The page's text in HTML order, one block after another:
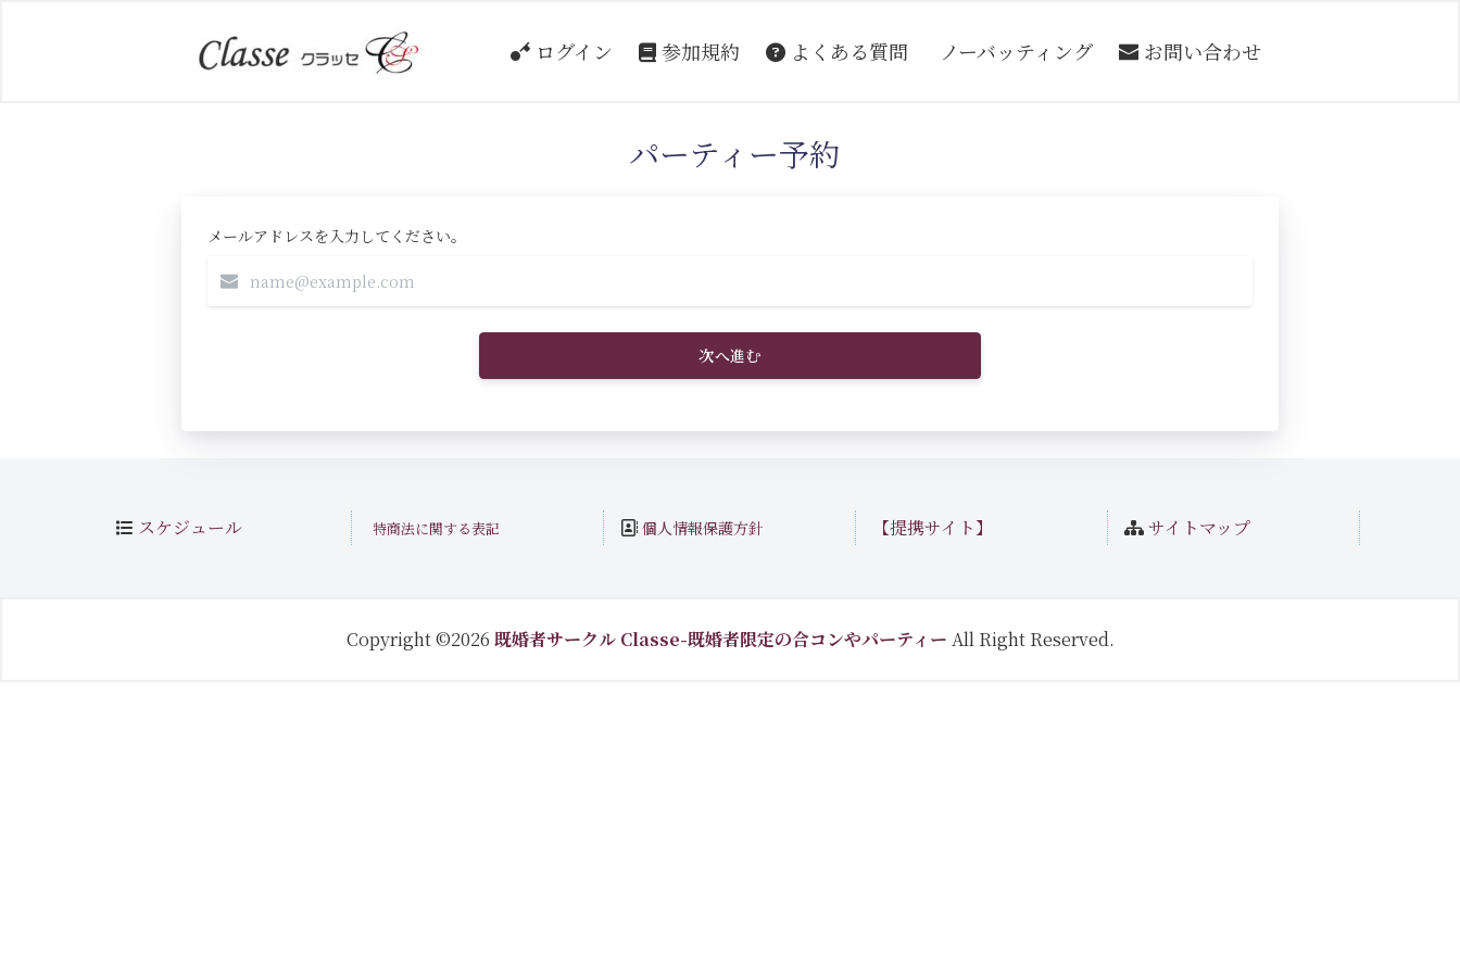
ログイン 参加規約 よくある質問 ノーバッティング お問い合わせ
パーティー予約
メールアドレスを入力してください。
次へ進む
スケジュール 特商法に関する表記 個人情報保護方針 【提携サイト】 サイトマップ
Copyright ©2026 既婚者サークル Classe-既婚者限定の合コンやパーティー All Right Reserved.